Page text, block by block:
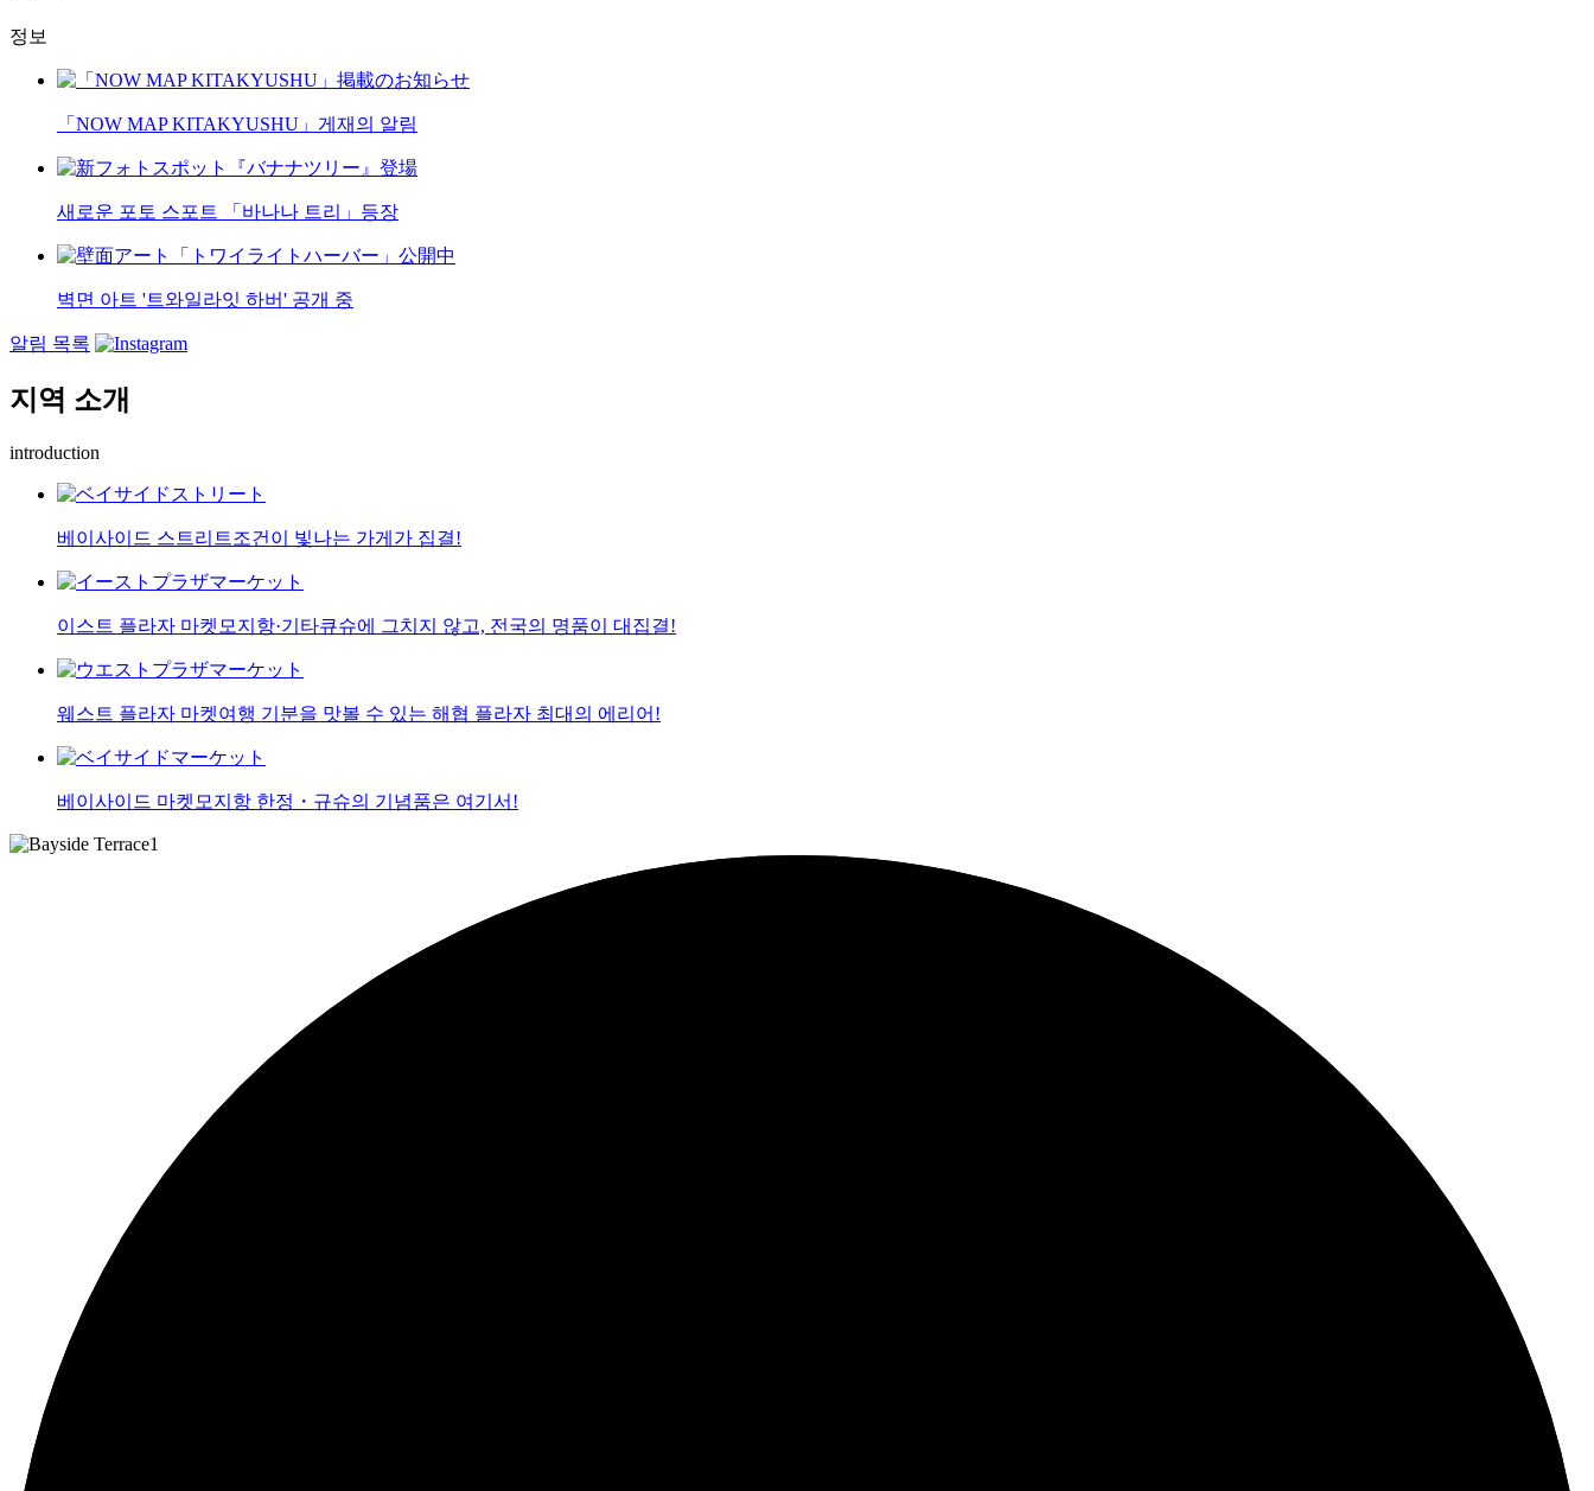
정보
「NOW MAP KITAKYUSHU」게재의 알림
새로운 포토 스포트 「바나나 트리」등장
벽면 아트 '트와일라잇 하버' 공개 중
알림 목록
지역 소개
introduction
베이사이드 스트리트조건이 빛나는 가게가 집결!
이스트 플라자 마켓 모지항·기타큐슈에 그치지 않고, 전국의 명품이 대집결!
웨스트 플라자 마켓여행 기분을 맛볼 수 있는 해협 플라자 최대의 에리어!
베이사이드 마켓 모지항 한정・규슈의 기념품은 여기서!